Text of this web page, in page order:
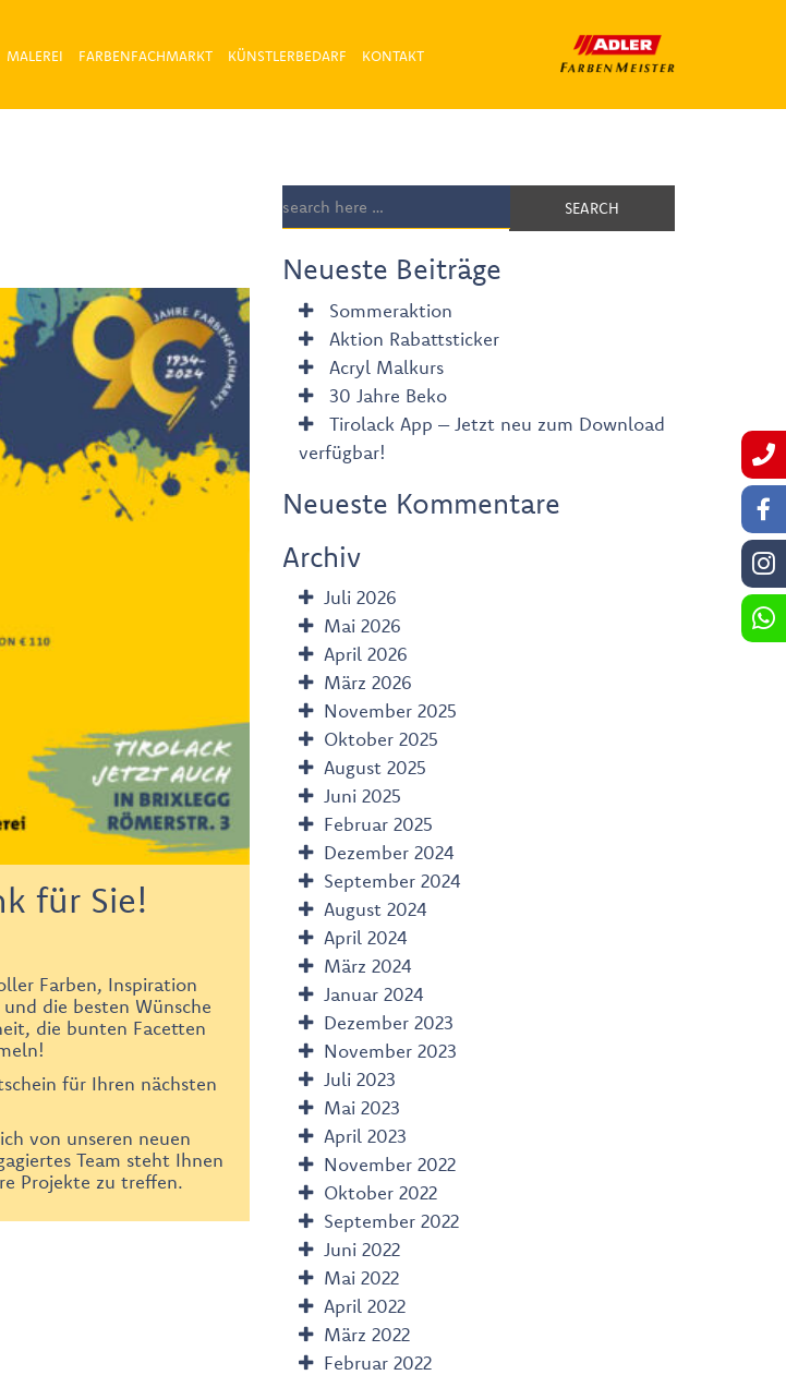
MALEREI FARBENFACHMARKT KÜNSTLERBEDARF KONTAKT
für Sie!
Farben, Inspiration
die besten Wünsche
die bunten Facetten
für Ihren nächsten
von unseren neuen
Team steht Ihnen
Projekte zu treffen.
SEARCH
Neueste Beiträge
Sommeraktion
Aktion Rabattsticker
Acryl Malkurs
30 Jahre Beko
Tirolack App – Jetzt neu zum Download
verfügbar!
Neueste Kommentare
Archiv
Juli 2026
Mai 2026
April 2026
März 2026
November 2025
Oktober 2025
August 2025
Juni 2025
Februar 2025
Dezember 2024
September 2024
August 2024
April 2024
März 2024
Januar 2024
Dezember 2023
November 2023
Juli 2023
Mai 2023
April 2023
November 2022
Oktober 2022
September 2022
Juni 2022
Mai 2022
April 2022
März 2022
Februar 2022